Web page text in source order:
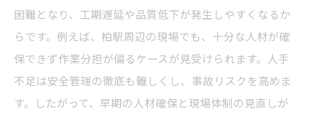
困難となり、工期遅延や品質低下が発生しやすくなるか
らです。例えば、柏駅周辺の現場でも、十分な人材が確
保できず作業分担が偏るケースが見受けられます。人手
不足は安全管理の徹底も難しくし、事故リスクを高めま
す。したがって、早期の人材確保と現場体制の見直しが